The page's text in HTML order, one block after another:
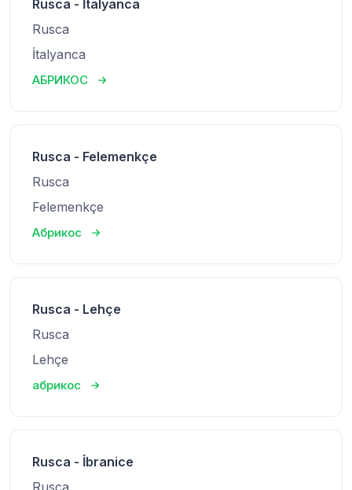
Rusca - İtalyanca
Rusca
İtalyanca
АБРИКОС
Rusca - Felemenkçe
Rusca
Felemenkçe
Абрикос
Rusca - Lehçe
Rusca
Lehçe
абрикос
Rusca - İbranice
Rusca